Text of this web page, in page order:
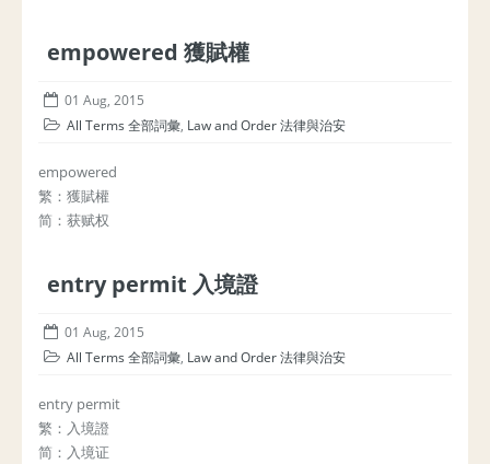
empowered 獲賦權
01 Aug, 2015
All Terms 全部詞彙, Law and Order 法律與治安
empowered
繁：獲賦權
简：获赋权
entry permit 入境證
01 Aug, 2015
All Terms 全部詞彙, Law and Order 法律與治安
entry permit
繁：入境證
简：入境证